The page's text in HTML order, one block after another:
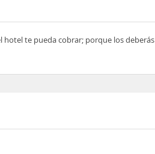
hotel te pueda cobrar; porque los deberás